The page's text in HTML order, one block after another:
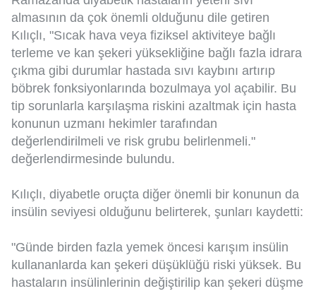
almasının da çok önemli olduğunu dile getiren
Kılıçlı, "Sıcak hava veya fiziksel aktiviteye bağlı
terleme ve kan şekeri yüksekliğine bağlı fazla idrara
çıkma gibi durumlar hastada sıvı kaybını artırıp
böbrek fonksiyonlarında bozulmaya yol açabilir. Bu
tip sorunlarla karşılaşma riskini azaltmak için hasta
konunun uzmanı hekimler tarafından
değerlendirilmeli ve risk grubu belirlenmeli."
değerlendirmesinde bulundu.
Kılıçlı, diyabetle oruçta diğer önemli bir konunun da
insülin seviyesi olduğunu belirterek, şunları kaydetti:
"Günde birden fazla yemek öncesi karışım insülin
kullananlarda kan şekeri düşüklüğü riski yüksek. Bu
hastaların insülinlerinin değiştirilip kan şekeri düşme